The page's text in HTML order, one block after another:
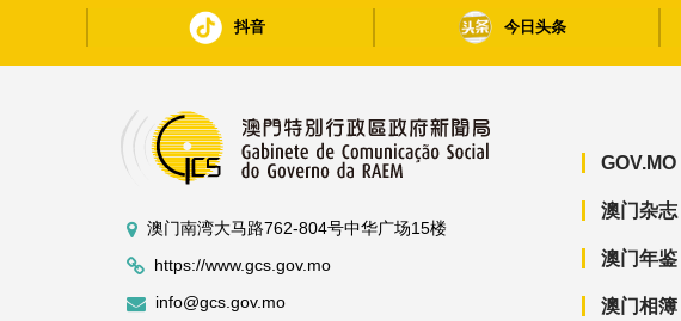
抖音 今日头条
澳门南湾大马路762-804号中华广场15楼
https://www.gcs.gov.mo
info@gcs.gov.mo
GOV.MO
澳门杂志
澳门年鉴
澳门相簿